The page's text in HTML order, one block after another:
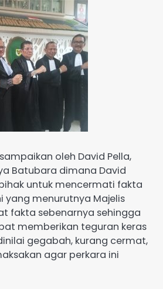
oleh David Pella,
Batubara dimana David
untuk mencermati fakta
yang menurutnya Majelis
fakta sebenarnya sehingga
memberikan teguran keras
gegabah, kurang cermat,
agar perkara ini